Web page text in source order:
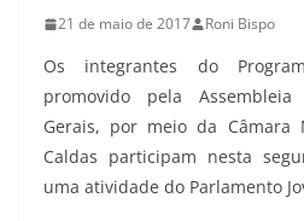
21 de maio de 2017 Roni Bispo
Os integrantes do
promovido pela
Gerais, por meio da Câmara
Caldas participam nesta
uma atividade do Parlamento